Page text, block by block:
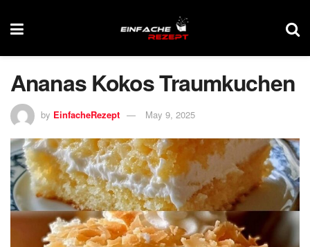
Ananas Kokos Traumkuchen
by EinfacheRezept May 9, 2025